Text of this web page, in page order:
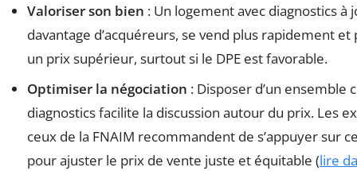
Valoriser son bien : Un logement avec diagnostics à
davantage d’acquéreurs, se vend plus rapidement
un prix supérieur, surtout si le DPE est favorable.
Optimiser la négociation : Disposer d’un ensemble
diagnostics facilite la discussion autour du prix. Les
ceux de la FNAIM recommandent de s’appuyer sur
pour ajuster le prix de vente juste et équitable (lire